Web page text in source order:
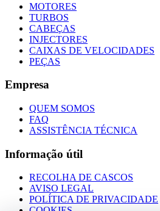
MOTORES
TURBOS
CABEÇAS
INJECTORES
CAIXAS DE VELOCIDADES
PEÇAS
Empresa
QUEM SOMOS
FAQ
ASSISTÊNCIA TÉCNICA
Informação útil
RECOLHA DE CASCOS
AVISO LEGAL
POLÍTICA DE PRIVACIDADE